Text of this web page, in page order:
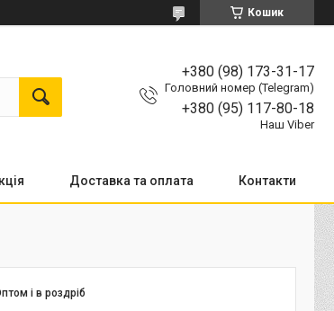
Кошик
+380 (98) 173-31-17
Головний номер (Telegram)
+380 (95) 117-80-18
Наш Viber
Доставка та оплата Контакти
і в роздріб